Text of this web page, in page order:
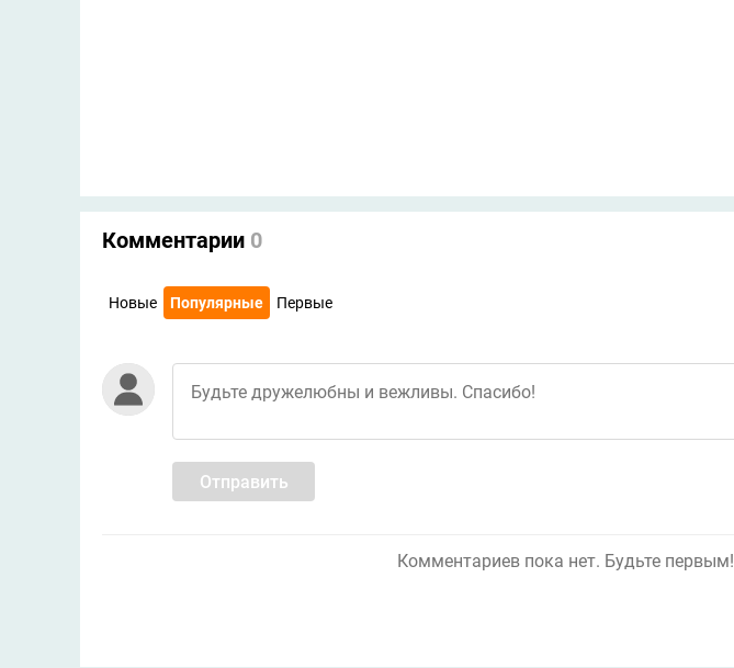
Комментарии 0
Новые Популярные Первые
Отправить
Комментариев пока нет. Будьте первым!